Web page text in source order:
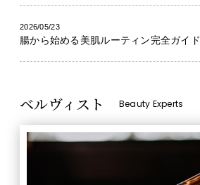
2026/05/23
腸から始める美肌ルーティン完全ガイド
ベルヴィスト Beauty Experts